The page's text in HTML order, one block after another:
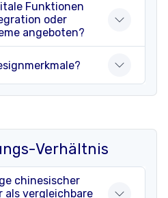
Funktionen
oder
angeboten?
Verhältnis
chinesischer
als vergleichbare